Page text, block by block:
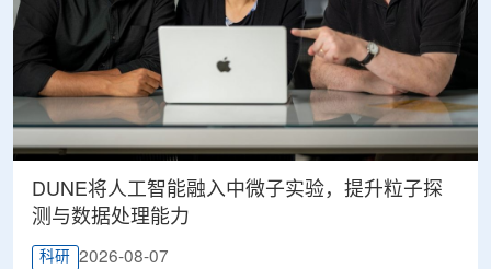
DUNE将人工智能融入中微子实验，提升粒子探
测与数据处理能力
科研 2026-08-07